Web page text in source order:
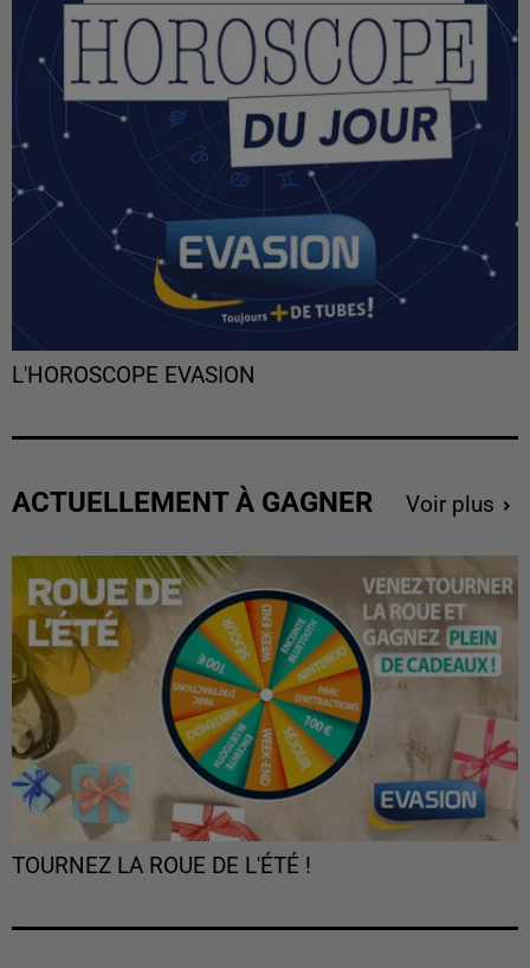
L'HOROSCOPE EVASION
ACTUELLEMENT À GAGNER Voir plus
TOURNEZ LA ROUE DE L'ÉTÉ !